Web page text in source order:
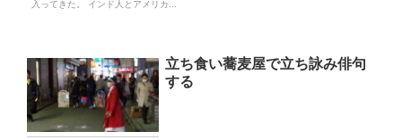
入ってきた。 インド人とアメリカ...
立ち食い蕎麦屋で立ち詠み俳句
する